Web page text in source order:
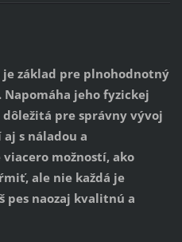
základ pre plnohodnotný
Napomáha jeho fyzickej
pre správny vývoj
s náladou a
možností, ako
ale nie každá je
pes naozaj kvalitnú a